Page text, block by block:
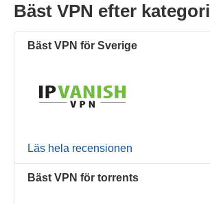
Bäst VPN efter kategori
Bäst VPN för Sverige
Läs hela recensionen
Bäst VPN för torrents